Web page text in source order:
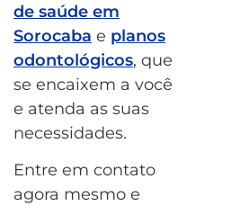
de saúde em
Sorocaba e planos
odontológicos, que
se encaixem a você
e atenda as suas
necessidades.
Entre em contato
agora mesmo e